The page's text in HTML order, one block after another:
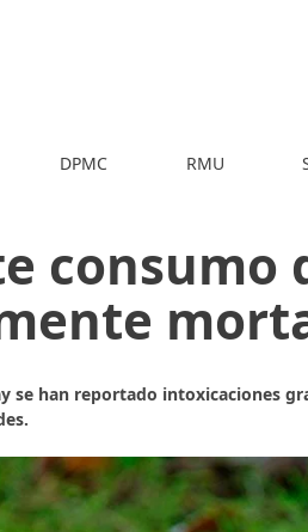
DPMC RMU
consumo
se han reportado intoxicaciones